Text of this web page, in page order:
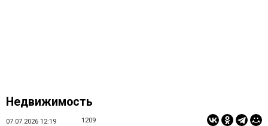
Недвижимость
07.07.2026 12:19 1209